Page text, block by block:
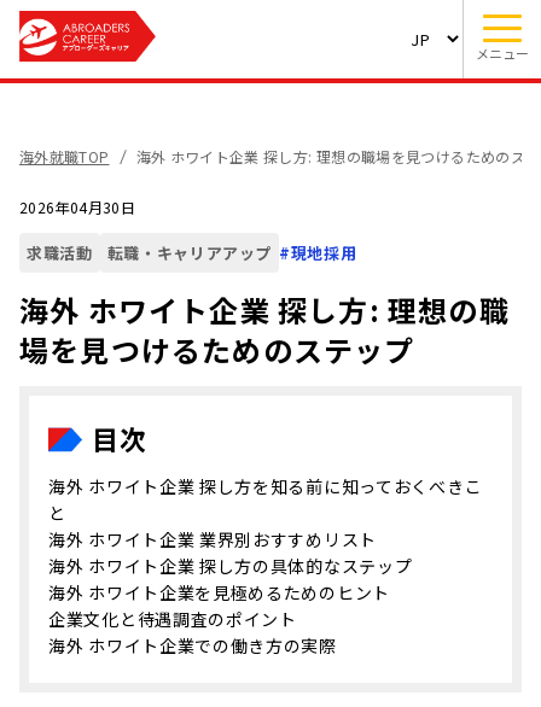
メニュー
海外就職TOP 海外 ホワイト企業 探し方: 理想の職場を見つけるためのス
2026年04月30日
求職活動 転職・キャリアアップ #現地採用
海外 ホワイト企業 探し方: 理想の職
場を見つけるためのステップ
目次
海外 ホワイト企業 探し方を知る前に知っておくべきこ
と
海外 ホワイト企業 業界別おすすめリスト
海外 ホワイト企業 探し方の具体的なステップ
海外 ホワイト企業を見極めるためのヒント
企業文化と待遇調査のポイント
海外 ホワイト企業での働き方の実際